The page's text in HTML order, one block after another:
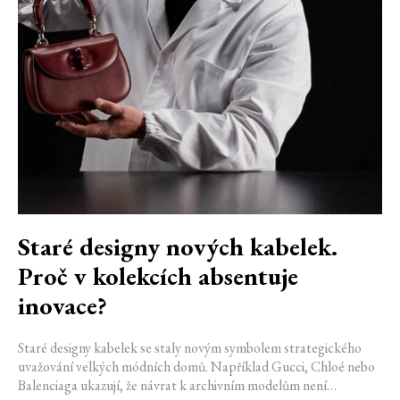
Staré designy nových kabelek.
Proč v kolekcích absentuje
inovace?
Staré designy kabelek se staly novým symbolem strategického
uvažování velkých módních domů. Například Gucci, Chloé nebo
Balenciaga ukazují, že návrat k archivním modelům není